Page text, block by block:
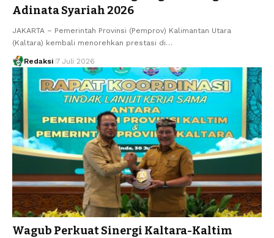
Adinata Syariah 2026
JAKARTA – Pemerintah Provinsi (Pemprov) Kalimantan Utara
(Kaltara) kembali menorehkan prestasi di…
Redaksi 7 Juli 2026
Wagub Perkuat Sinergi Kaltara-Kaltim